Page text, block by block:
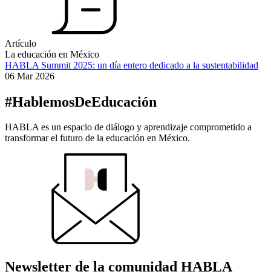
Artículo
La educación en México
HABLA Summit 2025: un día entero dedicado a la sustentabilidad
06 Mar 2026
#HablemosDeEducación
HABLA es un espacio de diálogo y aprendizaje comprometido a
transformar el futuro de la educación en México.
Newsletter de la comunidad HABLA